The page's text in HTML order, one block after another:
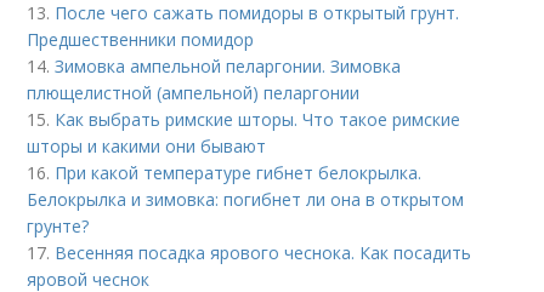
13. После чего сажать помидоры в открытый грунт.
Предшественники помидор
14.Зимовка ампельной пеларгонии. Зимовка
плющелистной (ампельной) пеларгонии
15. Как выбрать римские шторы. Что такое римские
шторы и какими они бывают
16. При какой температуре гибнет белокрылка.
Белокрылка и зимовка: погибнет ли она в открытом
грунте?
17. Весенняя посадка ярового чеснока. Как посадить
яровой чеснок